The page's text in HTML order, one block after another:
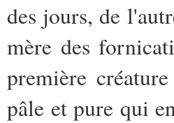
des jours, de
mère des
première
pâle et pure qui